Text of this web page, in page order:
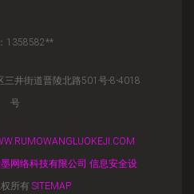
1358582**
三井街道晋陵北路501号-8-4018
号
网络科技有限公司 信息安全设
权所有 SITEMAP